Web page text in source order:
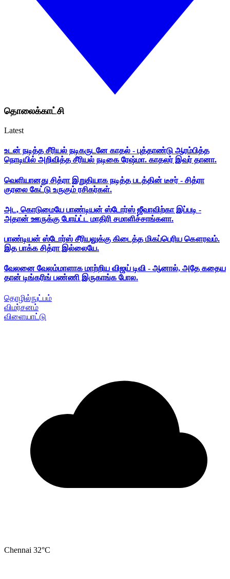
தொலைக்காட்சி
Latest
உடன் நடித்த சீரியல் நடிகருடனே காதல் - புத்தாண்டு ஆரம்பித்த
நொடியில் அறிவித்த சீரியல் நடிகை ரேஷ்மா. காதலர் இவர் தானா.
வெளியானது சித்ரா இறுதியாக நடித்த படத்தின் டீசர் - சித்ரா
குரலை கேட்டு உருகும் ரசிகர்கள்.
அட, கொடுமையே பாண்டியன் ஸ்டோர்ஸ் ஜீவாவிற்கா இப்படி -
அதான் ஊருக்கு போய்ட்ட மாதிரி சமாளிச்சாங்களா.
பாண்டியன் ஸ்டோர்ஸ் சீரியலுக்கு கிடைத்த மிகப்பெரிய கௌரவம்.
இத பாக்க சித்ரா இல்லையே.
வேலனை வேலம்மாளாக மாற்றிய விஜய் டிவி - ஆனால், அதே கதைய
தான் டிங்கரிங் பண்ணி இருகாங்க போல.
தொழில்நுட்பம்
விமர்சனம்
விளையாட்டு
Chennai 32°C